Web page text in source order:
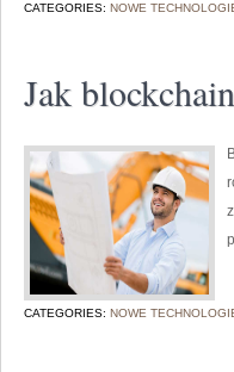
CATEGORIES: NOWE
Jak
CATEGORIES: NOWE